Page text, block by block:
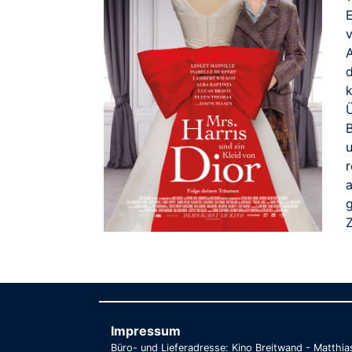
Impressum
Büro- und Lieferadresse: Kino Breitwand -